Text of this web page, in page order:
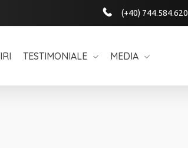
(+40) 744.584.620
TESTIMONIALE MEDIA